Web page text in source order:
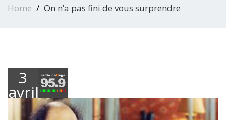
Home On n’a pas fini de vous surprendre
3
avril
2020